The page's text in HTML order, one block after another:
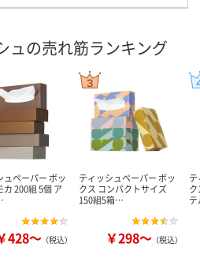
ュの売れ筋ランキング
ュペーパー ボッ
200組 5個 ア
428～ （税込）
ティッシュペーパー ボッ
クス コンパクトサイズ
150組5箱…
￥298～ （税込）